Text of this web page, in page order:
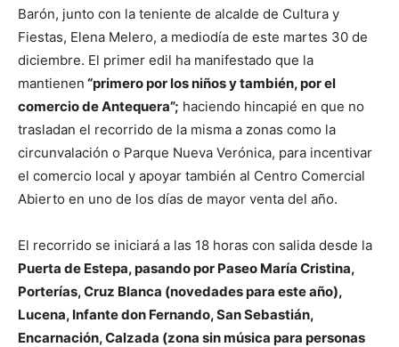
Barón, junto con la teniente de alcalde de Cultura y
Fiestas, Elena Melero, a mediodía de este martes 30 de
diciembre. El primer edil ha manifestado que la
mantienen “primero por los niños y también, por el
comercio de Antequera”; haciendo hincapié en que no
trasladan el recorrido de la misma a zonas como la
circunvalación o Parque Nueva Verónica, para incentivar
el comercio local y apoyar también al Centro Comercial
Abierto en uno de los días de mayor venta del año.
El recorrido se iniciará a las 18 horas con salida desde la
Puerta de Estepa, pasando por Paseo María Cristina,
Porterías, Cruz Blanca (novedades para este año),
Lucena, Infante don Fernando, San Sebastián,
Encarnación, Calzada (zona sin música para personas